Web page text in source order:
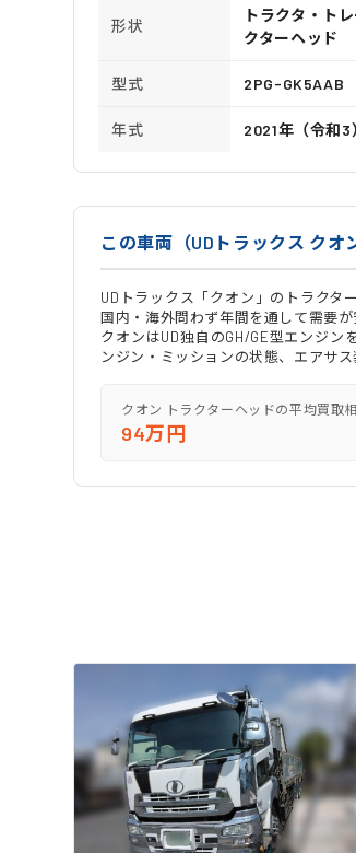
形状
トラクタ・ト
クターヘッド
型式 2PG-GK5AAB
年式 2021年（令和3
この車両（UDトラックス ク
UDトラックス「クオン」のトラクタ
国内・海外問わず年間を通して需要が
クオンはUD独自のGH/GE型エンジ
ンジン・ミッションの状態、エアサ
クオン トラクターヘッドの平均買取
94万円